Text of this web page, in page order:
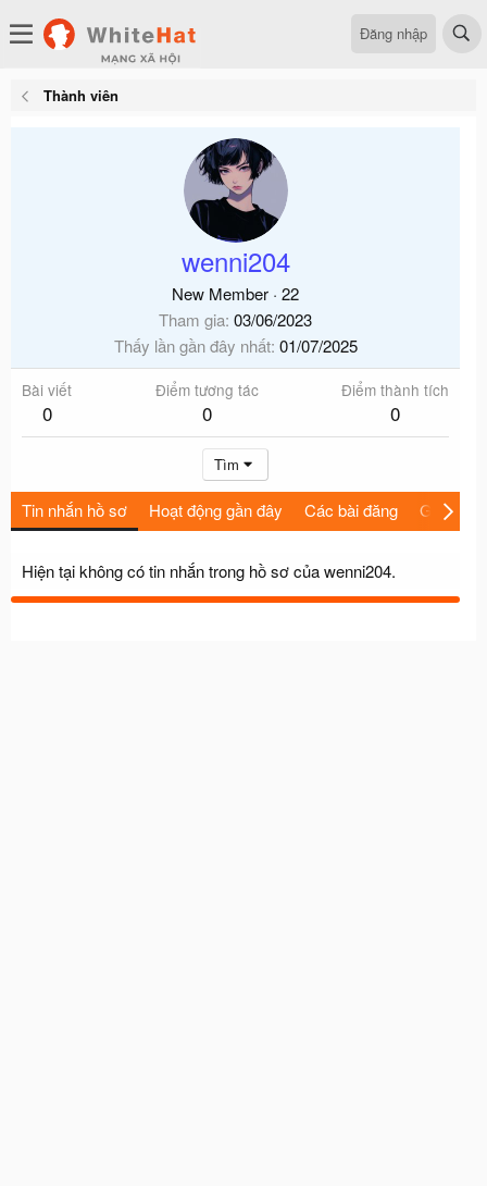
Đăng nhập
Thành viên
wenni204
New Member · 22
Tham gia 03/06/2023
Thấy lần gần đây nhất 01/07/2025
Bài viết
0
Điểm tương tác
0
Điểm thành tích
0
Tìm
Tin nhắn hồ sơ Hoạt động gần đây Các bài đăng Giới thiệu
Hiện tại không có tin nhắn trong hồ sơ của wenni204.